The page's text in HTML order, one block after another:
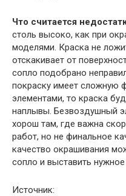
Что считается
столь высоко, как при
моделями. Краска не
отскакивает от
сопло подобрано
покраску имеет сложную
элементами, то краска
наплывы. Безвоздушный
хорош там, где важна
работ, но не финальное
качество окрашивания
сопло и выставить
Источник: